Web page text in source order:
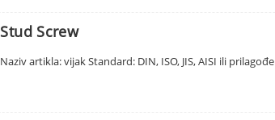
Stud Screw
Naziv artikla: vijak Standard: DIN, ISO, JIS, AISI ili